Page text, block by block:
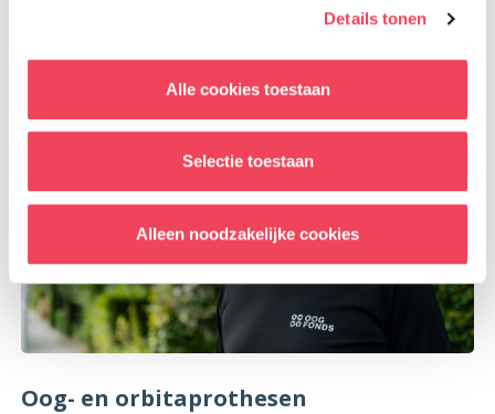
Details tonen
Alle cookies toestaan
Selectie toestaan
Alleen noodzakelijke cookies
Oog- en orbitaprothesen